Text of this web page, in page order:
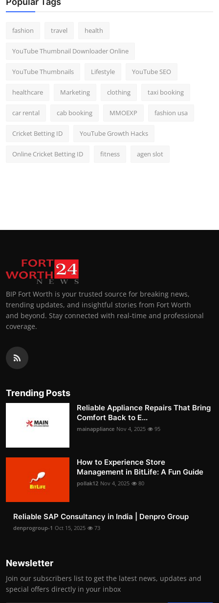
fashion travel health
YouTube Thumbnail Downloader Online
YouTube Thumbnails Lifestyle YouTube SEO
healthcare Marketing clothing taxi booking
car rental cab booking MMOEXP fashion usa
Cricket Betting ID YouTube Growth Hacks
Online Cricket Betting ID fitness agen slot
BIP Fort Worth is your trusted source for breaking news,
trending updates, and insightful stories from Fort Worth
and beyond. Stay connected with real-time and professional
coverage.
Trending Posts
Reliable Appliance Repairs That Bring
Comfort Back to E...
mainappliance Nov 4, 2025 95
How to Experience Store
Management in BitLife: A Fun Guide
pollak12 Nov 4, 2025 80
Reliable SAP Consultancy in India | Denpro Group
denprogroup-1 Oct 15, 2025 73
Newsletter
Join our subscribers list to get the latest news, updates and
special offers directly in your inbox